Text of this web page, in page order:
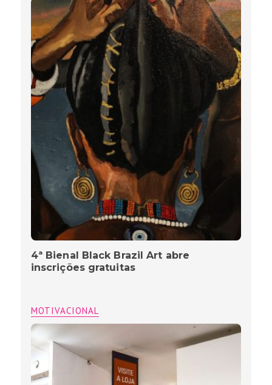
4ª Bienal Black Brazil Art abre
inscrições gratuitas
MOTIVACIONAL